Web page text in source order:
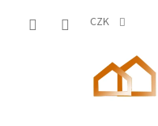
CZK